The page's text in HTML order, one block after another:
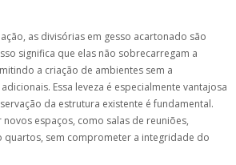
as divisórias em gesso acartonado são
significa que elas não sobrecarregam a
a criação de ambientes sem a
Essa leveza é especialmente vantajosa
da estrutura existente é fundamental.
espaços, como salas de reuniões,
quartos, sem comprometer a integridade do